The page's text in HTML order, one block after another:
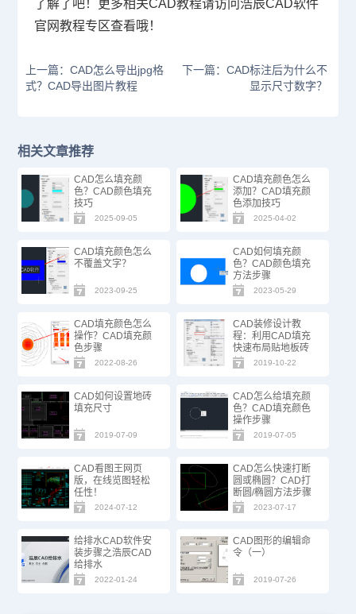
了解了吧！更多相关CAD教程请访问浩辰CAD软件
官网教程专区查看哦！
上一篇：CAD怎么导出jpg格
式？CAD导出图片教程
下一篇：CAD标注后为什么不
显示尺寸数字？
相关文章推荐
CAD怎么填充颜
色？CAD颜色填充
技巧
2025-09-05
CAD填充颜色怎么
添加？CAD填充颜
色添加技巧
2025-04-02
CAD填充颜色怎么
不覆盖文字？
2023-09-25
CAD如何填充颜
色？CAD颜色填充
方法步骤
2023-05-29
CAD填充颜色怎么
操作？CAD填充颜
色步骤
2022-08-26
CAD装修设计教
程：利用CAD填充
快速布局贴地板砖
2019-10-22
CAD如何设置地砖
填充尺寸
2019-07-09
CAD怎么给填充颜
色？CAD填充颜色
操作步骤
2019-07-05
CAD看图王网页
版，在线览图轻松
任性！
2024-07-12
CAD怎么快速打断
圆或椭圆？CAD打
断圆/椭圆方法步骤
2023-07-17
给排水CAD软件安
装步骤之浩辰CAD
给排水
2022-01-24
CAD图形的编辑命
令（一）
2019-07-26